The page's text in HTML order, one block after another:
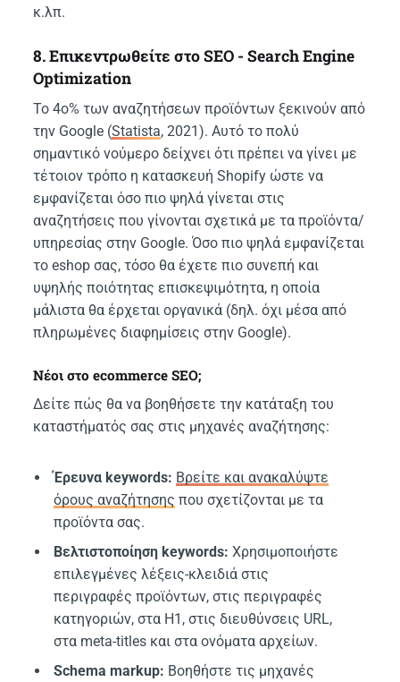
κ.λπ.
8. Επικεντρωθείτε στο SEO - Search Engine
Optimization
Το 4o% των αναζητήσεων προϊόντων ξεκινούν από
την Google (Statista, 2021). Αυτό το πολύ
σημαντικό νούμερο δείχνει ότι πρέπει να γίνει με
τέτοιον τρόπο η κατασκευή Shopify ώστε να
εμφανίζεται όσο πιο ψηλά γίνεται στις
αναζητήσεις που γίνονται σχετικά με τα προϊόντα/
υπηρεσίας στην Google. Όσο πιο ψηλά εμφανίζεται
το eshop σας, τόσο θα έχετε πιο συνεπή και
υψηλής ποιότητας επισκεψιμότητα, η οποία
μάλιστα θα έρχεται οργανικά (δηλ. όχι μέσα από
πληρωμένες διαφημίσεις στην Google).
Νέοι στο ecommerce SEO;
Δείτε πώς θα να βοηθήσετε την κατάταξη του
καταστήματός σας στις μηχανές αναζήτησης:
Έρευνα keywords: Βρείτε και ανακαλύψτε
όρους αναζήτησης που σχετίζονται με τα
προϊόντα σας.
Βελτιστοποίηση keywords: Χρησιμοποιήστε
επιλεγμένες λέξεις-κλειδιά στις
περιγραφές προϊόντων, στις περιγραφές
κατηγοριών, στα H1, στις διευθύνσεις URL,
στα meta-titles και στα ονόματα αρχείων.
Schema markup: Βοηθήστε τις μηχανές